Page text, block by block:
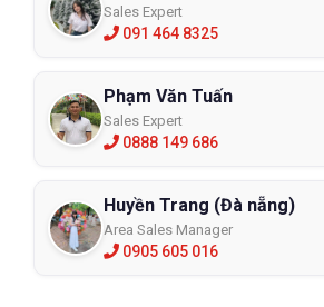
Sales Expert
091 464 8325
Phạm Văn Tuấn
Sales Expert
0888 149 686
Huyền Trang (Đà nẵng)
Area Sales Manager
0905 605 016